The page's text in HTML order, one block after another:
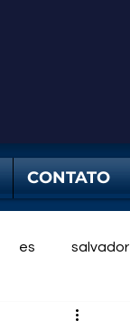
CONTATO
es salvador